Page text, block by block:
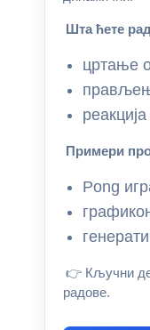
Шта ћете
цртање
Примери
Pong
👉 Кључни
радове.